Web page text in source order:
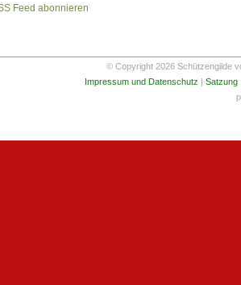
Feed abonnieren
© Copyright 2026 Schützengilde
Impressum und Datenschutz
Satzung